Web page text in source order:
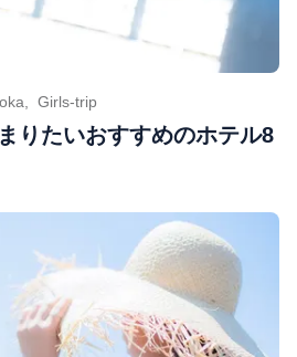
Girls-trip
りたいおすすめのホテル8